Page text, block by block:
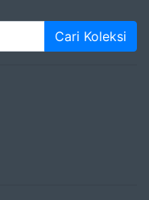
Cari Koleksi